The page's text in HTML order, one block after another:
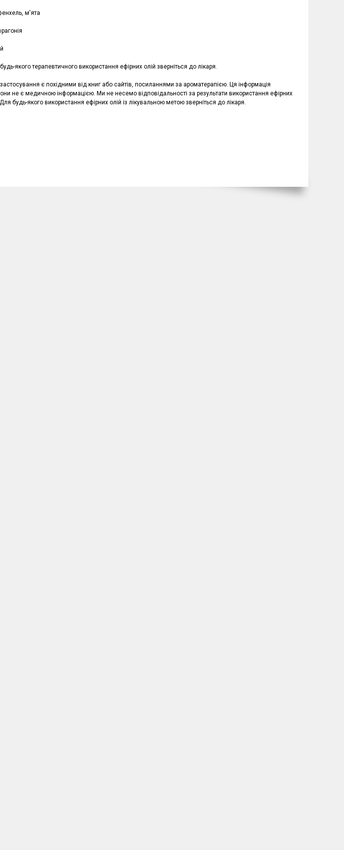
м'ята
якого терапевтичного використання ефірних олій зверніться до лікаря.
є похідними від книг або сайтів, посиланнями за ароматерапією. Ця інформація
не є медичною інформацією. Ми не несемо відповідальності за результати використання ефірних
будь-якого використання ефірних олій із лікувальною метою зверніться до лікаря.